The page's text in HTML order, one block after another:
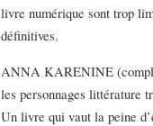
livre numérique sont trop
définitives.
ANNA KARENINE
les personnages littérature
Un livre qui vaut la peine